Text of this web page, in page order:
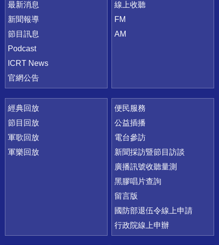
最新消息
新聞報導
節目訊息
Podcast
ICRT News
官網公告
線上收聽
FM
AM
經典回放
節目回放
軍歌回放
軍樂回放
便民服務
公益插播
電台參訪
新聞採訪暨節目訪談
廣播訊號收聽量測
黑膠唱片查詢
留言版
國防部退伍令線上申請
行政院線上申辦